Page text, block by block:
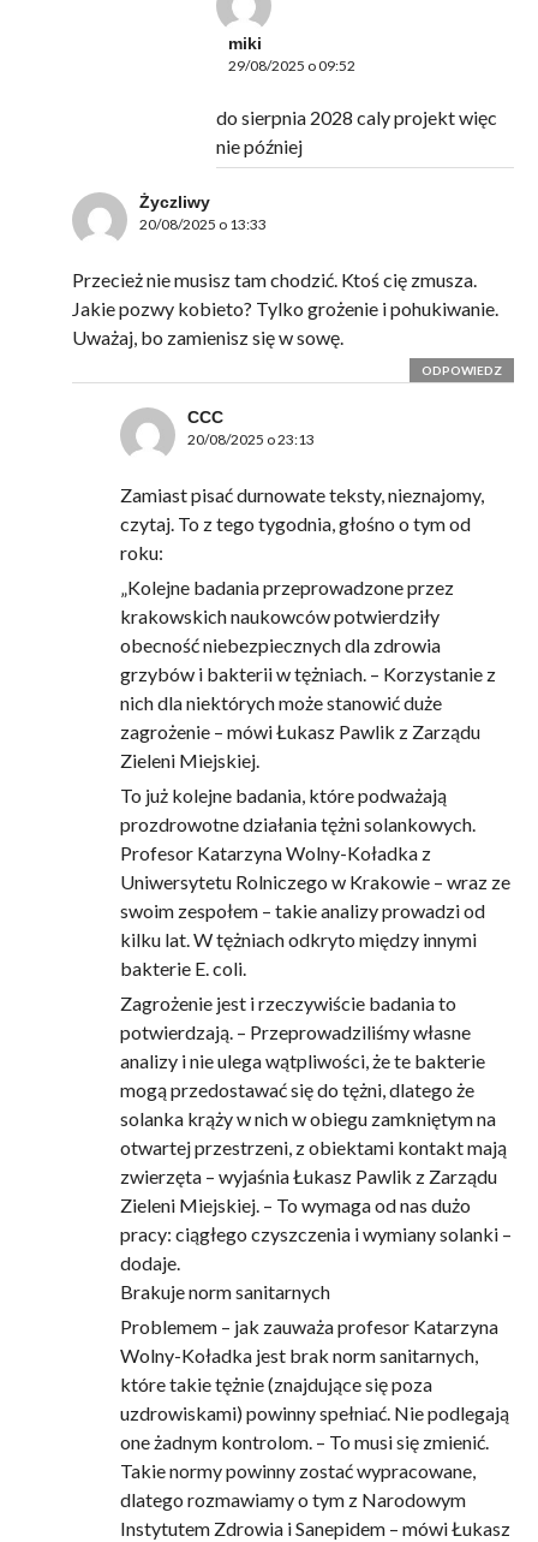
miki
29/08/2025 o 09:52
do sierpnia 2028 caly projekt więc
nie później
Życzliwy
20/08/2025 o 13:33
Przecież nie musisz tam chodzić. Ktoś cię zmusza.
Jakie pozwy kobieto? Tylko grożenie i pohukiwanie.
Uważaj, bo zamienisz się w sowę.
ODPOWIEDZ
CCC
20/08/2025 o 23:13
Zamiast pisać durnowate teksty, nieznajomy,
czytaj. To z tego tygodnia, głośno o tym od
roku:
„Kolejne badania przeprowadzone przez
krakowskich naukowców potwierdziły
obecność niebezpiecznych dla zdrowia
grzybów i bakterii w tężniach. – Korzystanie z
nich dla niektórych może stanowić duże
zagrożenie – mówi Łukasz Pawlik z Zarządu
Zieleni Miejskiej.
To już kolejne badania, które podważają
prozdrowotne działania tężni solankowych.
Profesor Katarzyna Wolny-Koładka z
Uniwersytetu Rolniczego w Krakowie – wraz ze
swoim zespołem – takie analizy prowadzi od
kilku lat. W tężniach odkryto między innymi
bakterie E. coli.
Zagrożenie jest i rzeczywiście badania to
potwierdzają. – Przeprowadziliśmy własne
analizy i nie ulega wątpliwości, że te bakterie
mogą przedostawać się do tężni, dlatego że
solanka krąży w nich w obiegu zamkniętym na
otwartej przestrzeni, z obiektami kontakt mają
zwierzęta – wyjaśnia Łukasz Pawlik z Zarządu
Zieleni Miejskiej. – To wymaga od nas dużo
pracy: ciągłego czyszczenia i wymiany solanki –
dodaje.
Brakuje norm sanitarnych
Problemem – jak zauważa profesor Katarzyna
Wolny-Koładka jest brak norm sanitarnych,
które takie tężnie (znajdujące się poza
uzdrowiskami) powinny spełniać. Nie podlegają
one żadnym kontrolom. – To musi się zmienić.
Takie normy powinny zostać wypracowane,
dlatego rozmawiamy o tym z Narodowym
Instytutem Zdrowia i Sanepidem – mówi Łukasz